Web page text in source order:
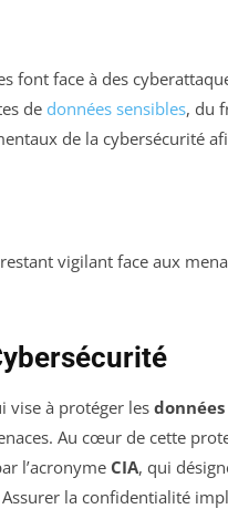
font face à des
de données sensibles, du
de la cybersécurité
vigilant face aux
vise à protéger les
Au cœur de cette
l’acronyme CIA, qui
la confidentialité